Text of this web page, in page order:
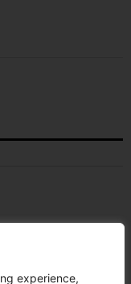
experience,